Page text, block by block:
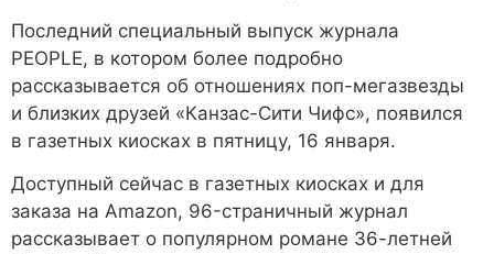
Последний специальный выпуск журнала
PEOPLE, в котором более подробно
рассказывается об отношениях поп-мегазвезды
и близких друзей «Канзас-Сити Чифс», появился
в газетных киосках в пятницу, 16 января.
Доступный сейчас в газетных киосках и для
заказа на Amazon, 96-страничный журнал
рассказывает о популярном романе 36-летней